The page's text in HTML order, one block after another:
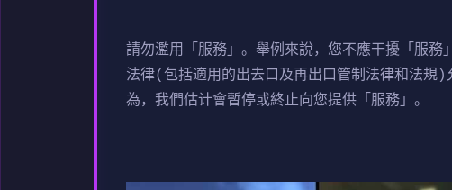
請勿濫用「服務」。舉例來說，您不應干擾「服
法律(包括適用的出去口及再出口管制法律和法規)
為，我們估计會暫停或終止向您提供「服務」。